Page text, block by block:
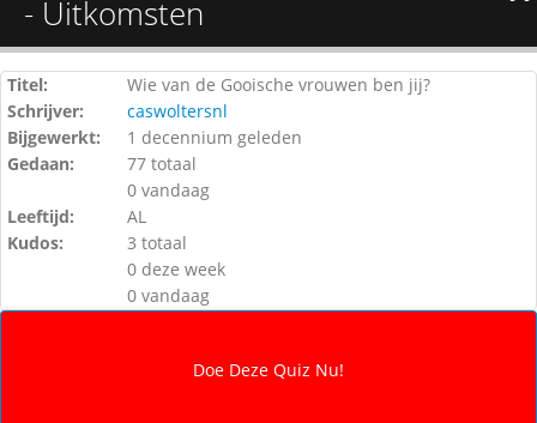
- Uitkomsten
Titel:
Wie van de Gooische vrouwen ben jij?
Schrijver:
caswoltersnl
Bijgewerkt:
1 decennium geleden
Gedaan:
77 totaal
0 vandaag
Leeftijd:
AL
Kudos:
3 totaal
0 deze week
0 vandaag